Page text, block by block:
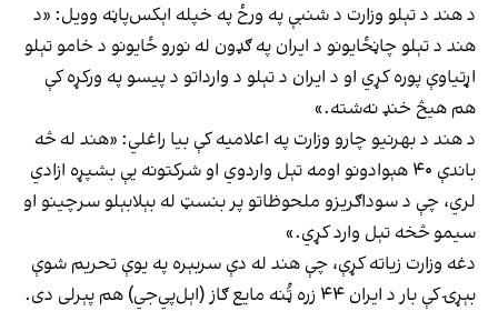
د هند د تېلو وزارت د شنبې په ورځ په خپله اېکس‌پاڼه وویل: «د
هند د تېلو چاڼځایونو د ایران په ګډون له نورو ځایونو د خامو تېلو
اړتیاوې پوره کړي او د ایران د تېلو د وارداتو د پیسو په ورکړه کې
هم هیڅ خنډ نه‌شته.»
د هند د بهرنیو چارو وزارت په اعلامیه کې بیا راغلي: «هند له څه
باندې ۴۰ هېوادونو اومه تېل واردوي او شرکتونه یې بشپړه ازادي
لري، چې د سوداګریزو ملحوظاتو پر بنسټ له بېلابېلو سرچینو او
سیمو څخه تېل وارد کړي.»
دغه وزارت زیاته کړې، چې هند له دې سربېره په یوې تحریم شوې
بېړۍ کې بار د ایران ۴۴ زره ټُنه مایع ګاز (اېل‌پي‌جي) هم پېرلی دی.